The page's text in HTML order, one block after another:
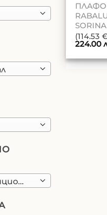
Избери С дистанционно
(114.53
224.00